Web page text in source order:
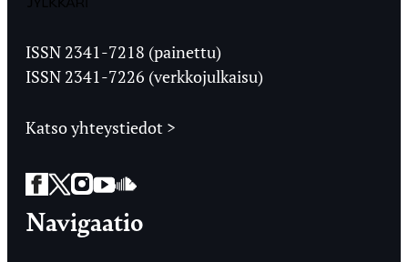
Ylioppilaslehti
ISSN 2341-7218 (painettu)
ISSN 2341-7226 (verkkojulkaisu)
Katso yhteystiedot >
Facebook
Twitter
Instagram
YouTube
SoundCloud
Navigaatio